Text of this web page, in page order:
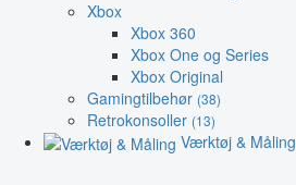
Xbox
Xbox 360
Xbox One og Series
Xbox Original
Gamingtilbehør (38)
Retrokonsoller (13)
Værktøj & Måling